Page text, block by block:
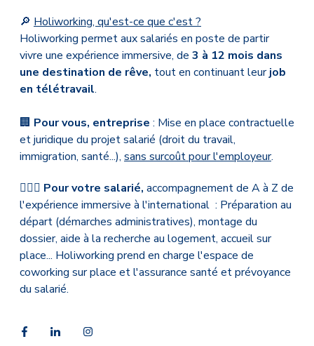
🔎 Holiworking, qu'est-ce que c'est ?
Holiworking permet aux salariés en poste de partir
vivre une expérience immersive, de 3 à 12 mois dans
une destination de rêve, tout en continuant leurjob
en télétravail.
🏢 Pour vous, entreprise : Mise en place contractuelle
et juridique du projet salarié (droit du travail,
immigration, santé...), sans surcoût pour l'employeur.
💁🏻‍♂️ Pour votre salarié, accompagnement de A à Z de
l'expérience immersive à l'international : Préparation au
départ (démarches administratives), montage du
dossier, aide à la recherche au logement, accueil sur
place... Holiworking prend en charge l'espace de
coworking sur place et l'assurance santé et prévoyance
du salarié.